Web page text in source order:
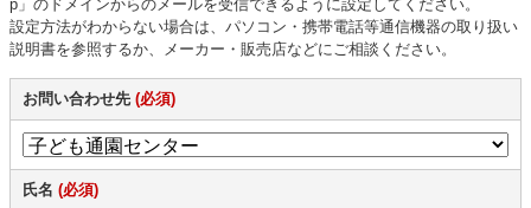
p」のドメインからのメールを受信できるように設定してください。
設定方法がわからない場合は、パソコン・携帯電話等通信機器の取り扱い
説明書を参照するか、メーカー・販売店などにご相談ください。
お問い合わせ先 (必須)
氏名 (必須)